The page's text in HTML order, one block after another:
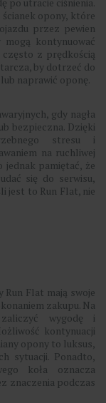
po utracie ciśnienia.
opony, które
przez pewien
kontynuować
często z prędkością
by dotrzeć do
naprawić oponę.
gdy nagła
bezpieczna. Dzięki
stresu i
na ruchliwej
jednak pamiętać, że
się do serwisu,
jest to Run Flat, nie
Run Flat mają swoje
zakupu. Na
wygodę i
kontynuacji
opony to luksus,
sytuacji. Ponadto,
koła oznacza
znaczenia podczas